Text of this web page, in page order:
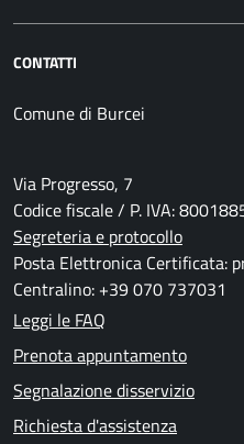
CONTATTI
Comune di Burcei
Via Progresso, 7
Codice fiscale / P. IVA:
Segreteria e protocollo
Posta Elettronica Certificata:
Centralino: +39 070 737031
Leggi le FAQ
Prenota appuntamento
Segnalazione disservizio
Richiesta d'assistenza